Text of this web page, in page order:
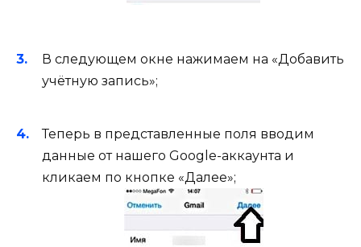
В следующем окне нажимаем на «Добавить
учётную запись»;
Теперь в представленные поля вводим
данные от нашего Google-аккаунта и
кликаем по кнопке «Далее»;